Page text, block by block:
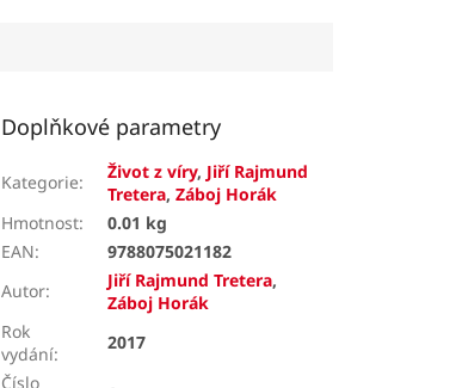
Doplňkové parametry
Kategorie: Život z víry, Jiří Rajmund
Tretera,Záboj Horák
Hmotnost:
0.01 kg
EAN:
9788075021182
Autor: Jiří Rajmund Tretera,
Záboj Horák
Rok
vydání:
2017
Číslo